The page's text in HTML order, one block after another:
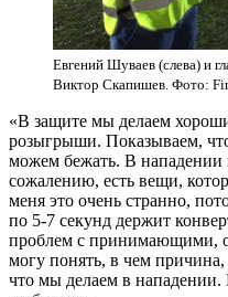
Евгений Шуваев (слева) и
Виктор Скапишев. Фото:
«В защите мы делаем
розыгрыши. Показываем,
можем бежать. В
сожалению, есть вещи,
меня это очень странно,
по 5-7 секунд держит
проблем с принимающими,
могу понять, в чем
что мы делаем в нападении.